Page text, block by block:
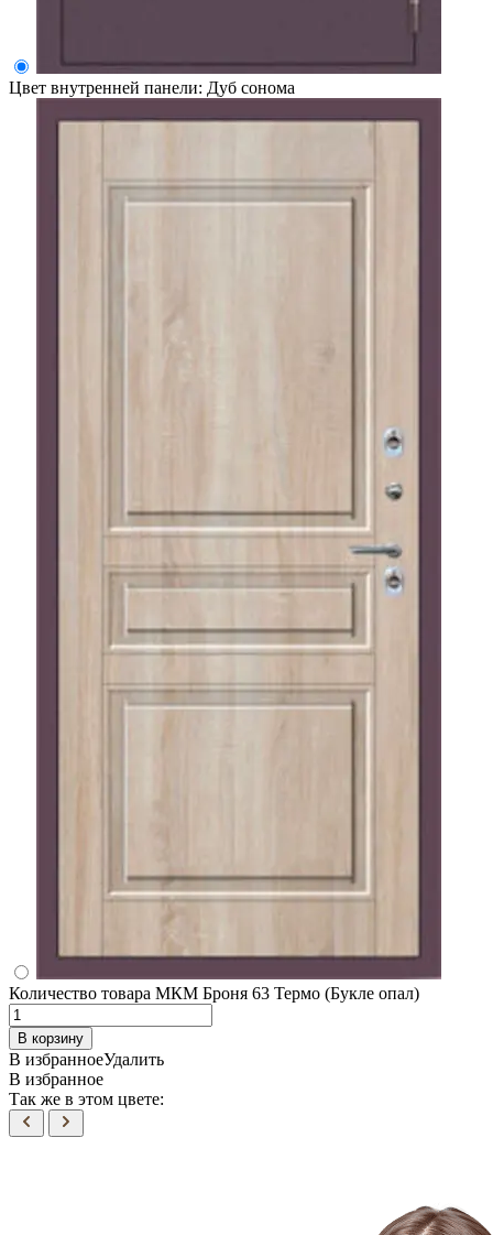
Цвет внутренней панели: Дуб сонома
Количество товара МКМ Броня 63 Термо (Букле опал)
В корзину
В избранноеУдалить
В избранное
Так же в этом цвете: